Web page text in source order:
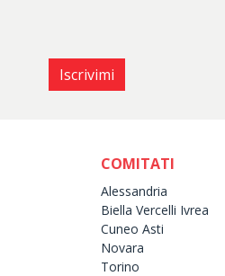
Iscrivimi
COMITATI
Alessandria
Biella Vercelli Ivrea
Cuneo Asti
Novara
Torino